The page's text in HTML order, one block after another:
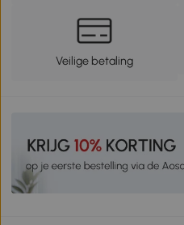
Veilige betaling